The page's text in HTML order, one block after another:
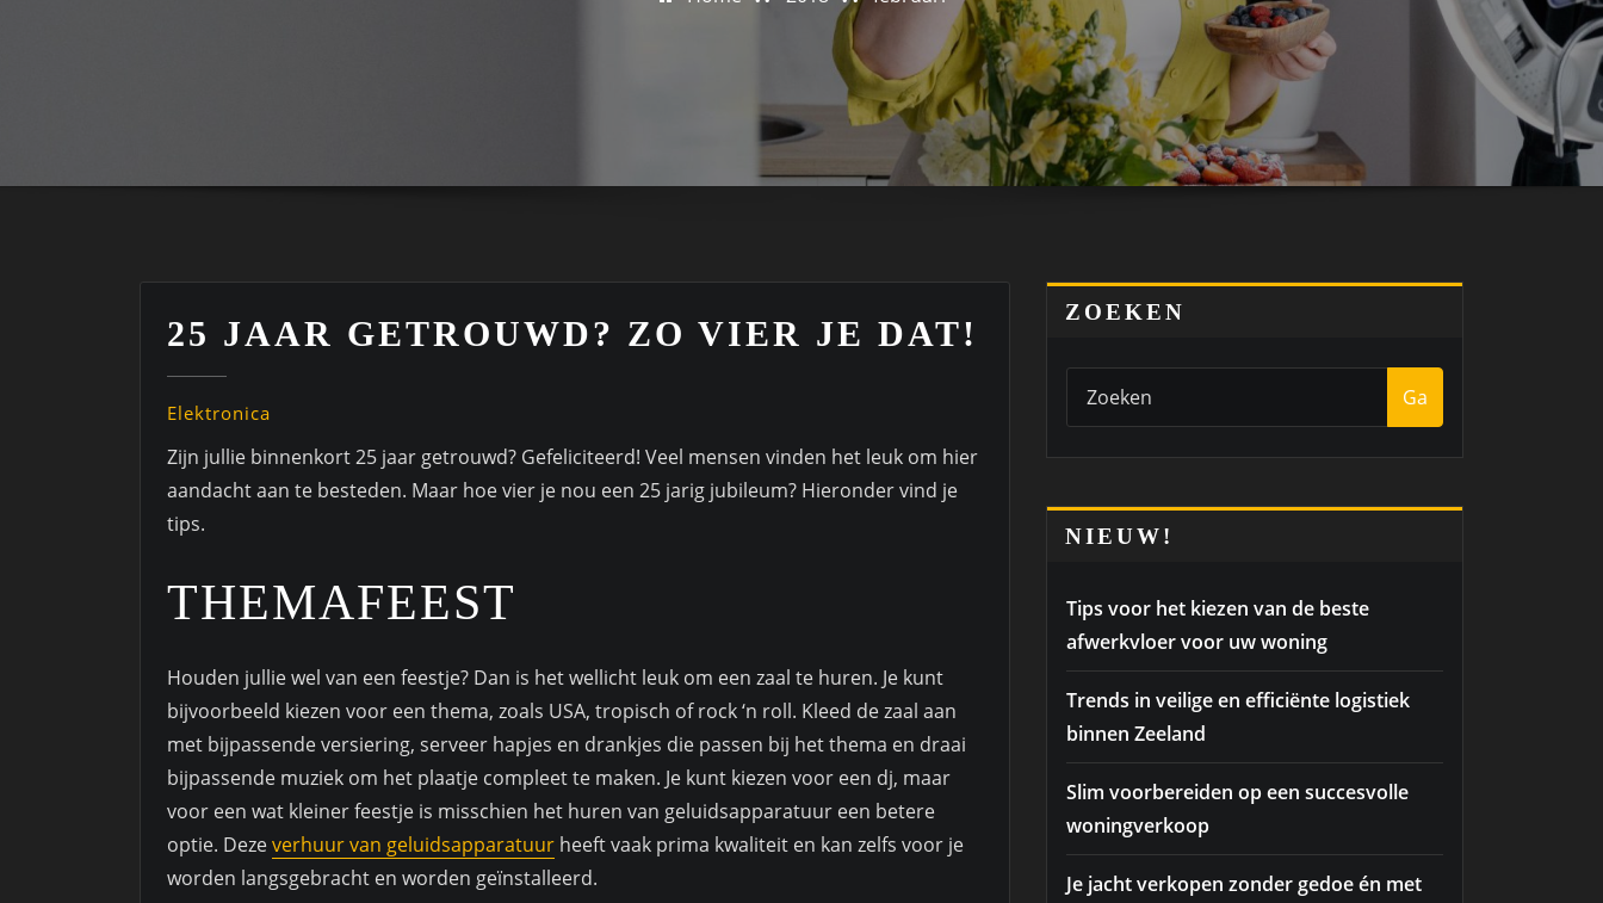
25 JAAR GETROUWD? ZO VIER JE DAT!
Elektronica
Zijn jullie binnenkort 25 jaar getrouwd? Gefeliciteerd! Veel mensen vinden het leuk om hier
aandacht aan te besteden. Maar hoe vier je nou een 25 jarig jubileum? Hieronder vind je
tips.
THEMAFEEST
Houden jullie wel van een feestje? Dan is het wellicht leuk om een zaal te huren. Je kunt
bijvoorbeeld kiezen voor een thema, zoals USA, tropisch of rock ‘n roll. Kleed de zaal aan
met bijpassende versiering, serveer hapjes en drankjes die passen bij het thema en draai
bijpassende muziek om het plaatje compleet te maken. Je kunt kiezen voor een dj, maar
voor een wat kleiner feestje is misschien het huren van geluidsapparatuur een betere
optie. Dezeverhuur van geluidsapparatuur heeft vaak prima kwaliteit en kan zelfs voor je
worden langsgebracht en worden geïnstalleerd.
ZOEKEN
Ga
NIEUW!
Tips voor het kiezen van de beste
afwerkvloer voor uw woning
Trends in veilige en efficiënte logistiek
binnen Zeeland
Slim voorbereiden op een succesvolle
woningverkoop
Je jacht verkopen zonder gedoe én met